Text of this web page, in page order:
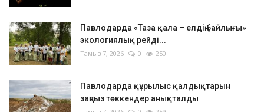
Павлодарда «Таза қала – елдің байлығы»
экологиялық рейді...
Тамыз 7, 2026 0 250
Павлодарда құрылыс қалдықтарын
заңсыз төккендер анықталды